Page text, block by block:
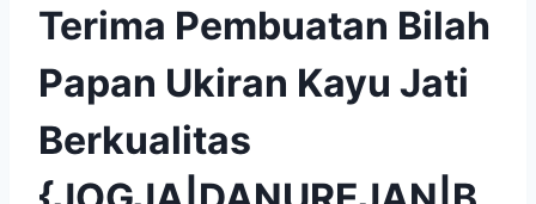
Terima Pembuatan Bilah
Papan Ukiran Kayu Jati
Berkualitas